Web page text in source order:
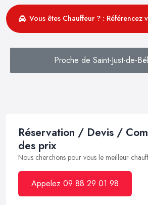
Vous êtes Chauffeur ? : Référencez
Proche de Saint-Just-de-
Réservation / Devis /
des prix
Nous cherchons pour vous le meilleur
Appelez 09 88 29 01 98